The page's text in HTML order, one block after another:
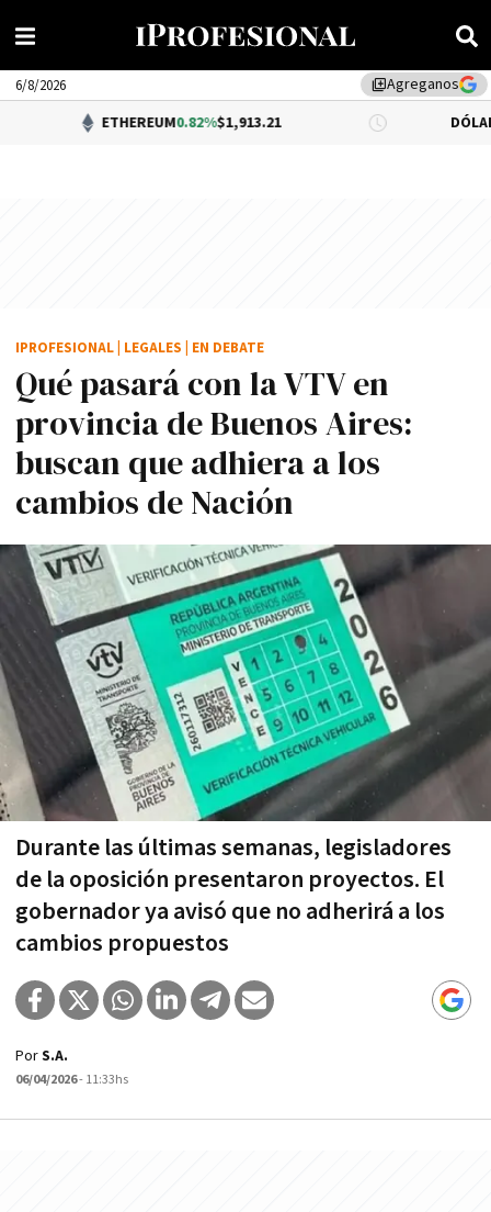
library_addAgreganos
6/8/2026
ETHEREUM0.82%$1,913.21 DÓLAR BNA 0.34%
Qué pasará con la VTV en
provincia de Buenos Aires:
buscan que adhiera a los
cambios de Nación
Durante las últimas semanas, legisladores
de la oposición presentaron proyectos. El
gobernador ya avisó que no adherirá a los
cambios propuestos
IPROFESIONAL LEGALES EN DEBATE
PorS.A.
06/04/2026- 11:33hs